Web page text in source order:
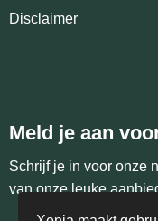
Disclaimer
Meld je aan
Schrijf je in voor onze
van onze leuke